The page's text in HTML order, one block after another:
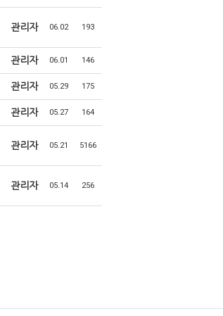
관리자 06.02 193
관리자 06.01 146
관리자 05.29 175
관리자 05.27 164
관리자 05.21 5166
관리자 05.14 256